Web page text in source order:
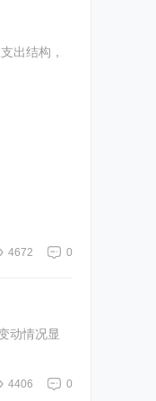
出结构，
0
4672
动情况显
0
4406